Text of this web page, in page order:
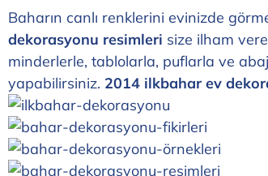
Baharın canlı renklerini evinizde
dekorasyonu resimleri size ilham
minderlerle, tablolarla, puflarla ve
yapabilirsiniz. 2014 ilkbahar ev